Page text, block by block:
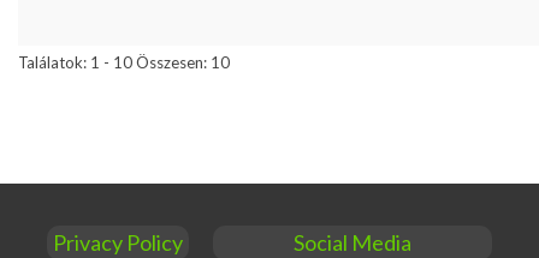
Találatok: 1 - 10 Összesen: 10
Privacy Policy Social Media